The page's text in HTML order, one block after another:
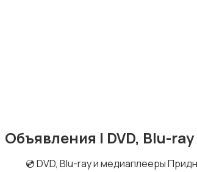
Музыкальные центры и магнитолы
Объявления | DVD, Blu-
💿 DVD, Blu-ray и медиаплееры